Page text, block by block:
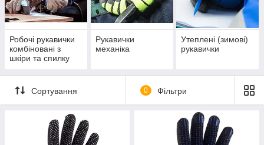
Робочі рукавички
комбіновані з
шкіри та спилку
Рукавички
механіка
Утеплені (зимові)
рукавички
Сортування 0 Фільтри